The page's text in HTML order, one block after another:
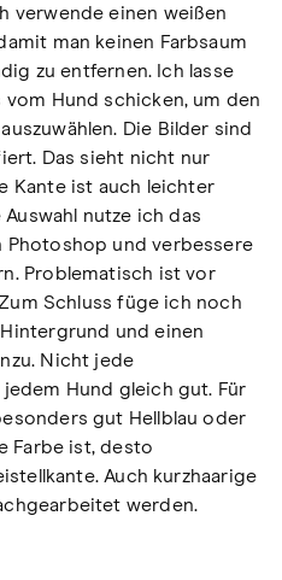
verwende einen weißen
man keinen Farbsaum
zu entfernen. Ich lasse
Hund schicken, um den
Die Bilder sind
Das sieht nicht nur
Kante ist auch leichter
nutze ich das
Photoshop und verbessere
Problematisch ist vor
Schluss füge ich noch
und einen
Nicht jede
Hund gleich gut. Für
gut Hellblau oder
Farbe ist, desto
Auch kurzhaarige
werden.